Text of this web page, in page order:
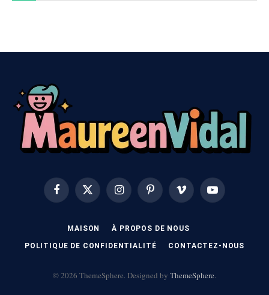
FacebookX
(Twitter)
InstagramPinterest Vimeo YouTube
MAISON À PROPOS DE NOUS
POLITIQUE DE CONFIDENTIALITÉ CONTACTEZ-NOUS
© 2026 ThemeSphere. Designed by ThemeSphere.